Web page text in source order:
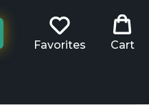
Favorites
Cart